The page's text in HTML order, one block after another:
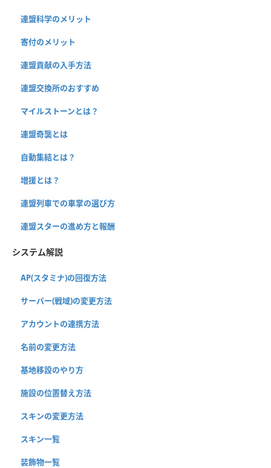
連盟科学のメリット
寄付のメリット
連盟貢献の入手方法
連盟交換所のおすすめ
マイルストーンとは？
連盟奇襲とは
自動集結とは？
増援とは？
連盟列車での車掌の選び方
連盟スターの進め方と報酬
システム解説
AP(スタミナ)の回復方法
サーバー(戦域)の変更方法
アカウントの連携方法
名前の変更方法
基地移設のやり方
施設の位置替え方法
スキンの変更方法
スキン一覧
装飾物一覧